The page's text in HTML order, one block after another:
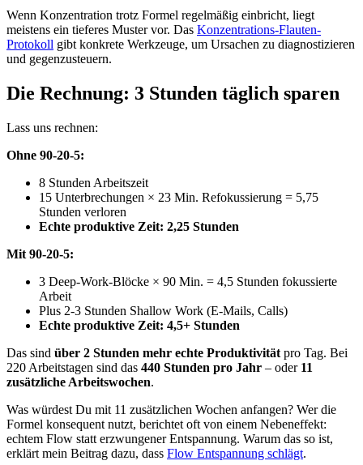
Wenn Konzentration trotz Formel regelmäßig einbricht, liegt
meistens ein tieferes Muster vor. Das Konzentrations-Flauten-
Protokoll gibt konkrete Werkzeuge, um Ursachen zu diagnostizieren
und gegenzusteuern.
Die Rechnung: 3 Stunden täglich sparen
Lass uns rechnen:
Ohne 90-20-5:
8 Stunden Arbeitszeit
15 Unterbrechungen × 23 Min. Refokussierung = 5,75
Stunden verloren
Echte produktive Zeit: 2,25 Stunden
Mit 90-20-5:
3 Deep-Work-Blöcke × 90 Min. = 4,5 Stunden fokussierte
Arbeit
Plus 2-3 Stunden Shallow Work (E-Mails, Calls)
Echte produktive Zeit: 4,5+ Stunden
Das sind über 2 Stunden mehr echte Produktivität pro Tag. Bei
220 Arbeitstagen sind das 440 Stunden pro Jahr – oder 11
zusätzliche Arbeitswochen.
Was würdest Du mit 11 zusätzlichen Wochen anfangen? Wer die
Formel konsequent nutzt, berichtet oft von einem Nebeneffekt:
echtem Flow statt erzwungener Entspannung. Warum das so ist,
erklärt mein Beitrag dazu, dass Flow Entspannung schlägt.